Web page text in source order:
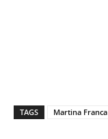
TAGS Martina Franca